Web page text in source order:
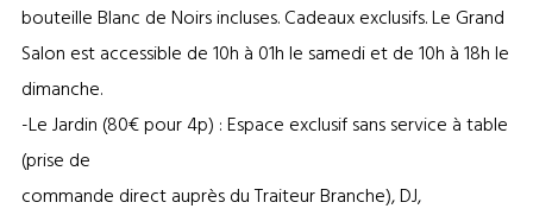
bouteille Blanc de Noirs incluses. Cadeaux exclusifs. Le Grand
Salon est accessible de 10h à 01h le samedi et de 10h à 18h le
dimanche.
-Le Jardin (80€ pour 4p) : Espace exclusif sans service à table
(prise de
commande direct auprès du Traiteur Branche), DJ,